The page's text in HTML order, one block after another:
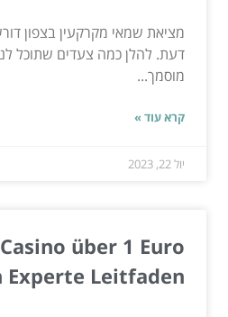
מציאת שמאי מקרקעין בצפון
דעת. להלן כמה צעדים שתוכל
מוסמך...
קרא עוד »
יול 22, 2023
über 1 Euro
Experte Leitfaden